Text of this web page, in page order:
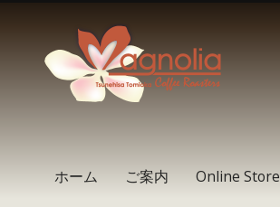
InstagramFacebook
RSS
ホーム ご案内 Online Store